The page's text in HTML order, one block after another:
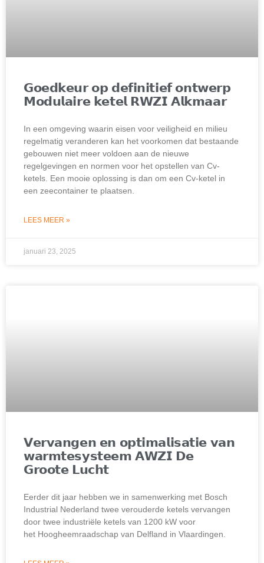
𝗚𝗼𝗲𝗱𝗸𝗲𝘂𝗿 𝗼𝗽 𝗱𝗲𝗳𝗶𝗻𝗶𝘁𝗶𝗲𝗳 𝗼𝗻𝘁𝘄𝗲𝗿𝗽
𝗠𝗼𝗱𝘂𝗹𝗮𝗶𝗿𝗲 𝗸𝗲𝘁𝗲𝗹 𝗥𝗪𝗭𝗜 𝗔𝗹𝗸𝗺𝗮𝗮𝗿
In een omgeving waarin eisen voor veiligheid en milieu
regelmatig veranderen kan het voorkomen dat bestaande
gebouwen niet meer voldoen aan de nieuwe
regelgevingen en normen voor het opstellen van Cv-
ketels. Een mooie oplossing is dan om een Cv-ketel in
een zeecontainer te plaatsen.
LEES MEER »
januari 23, 2025
𝗩𝗲𝗿𝘃𝗮𝗻𝗴𝗲𝗻 𝗲𝗻 𝗼𝗽𝘁𝗶𝗺𝗮𝗹𝗶𝘀𝗮𝘁𝗶𝗲 𝘃𝗮𝗻
𝘄𝗮𝗿𝗺𝘁𝗲𝘀𝘆𝘀𝘁𝗲𝗲𝗺 𝗔𝗪𝗭𝗜 𝗗𝗲
𝗚𝗿𝗼𝗼𝘁𝗲 𝗟𝘂𝗰𝗵𝘁
Eerder dit jaar hebben we in samenwerking met Bosch
Industrial Nederland twee verouderde ketels vervangen
door twee industriële ketels van 1200 kW voor
het Hoogheemraadschap van Delfland in Vlaardingen.